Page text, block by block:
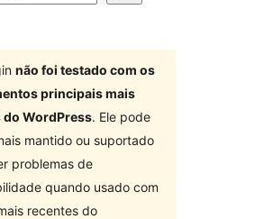
não foi testado com os
principais mais
do WordPress. Ele pode
mantido ou suportado
problemas de
quando usado com
recentes do